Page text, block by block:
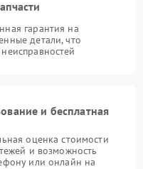
гарантия на
детали, что
и бесплатная
оценка стоимости
и возможность
или онлайн на